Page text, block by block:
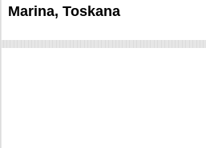
Marina, Toskana